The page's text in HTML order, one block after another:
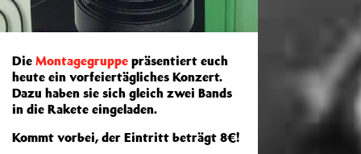
Die Montagegruppe präsentiert euch
heute ein vorfeiertägliches Konzert.
Dazu haben sie sich gleich zwei Bands
in die Rakete eingeladen.
Kommt vorbei, der Eintritt beträgt 8€!